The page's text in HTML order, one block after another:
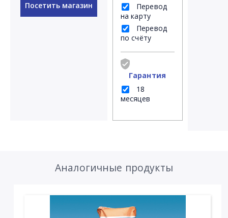
Посетить магазин
Перевод
на карту
Перевод
по счёту
Гарантия
18
месяцев
Аналогичные продукты